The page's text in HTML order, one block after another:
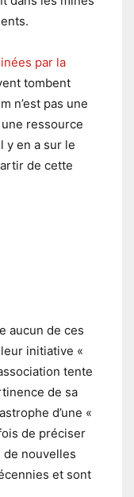
par la
tombent
n’est pas une
ressource
y en a sur le
de cette
aucun de ces
initiative «
tente
de sa
d’une «
de préciser
nouvelles
et sont